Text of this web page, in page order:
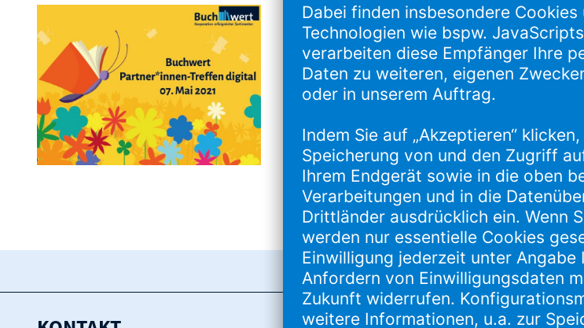
Dieses Programm erwartet Sie:
16.00 – 16.15 Uhr Begrüßung (Michael Rosch,
16.15 – 16.45 Uhr Frank Goosen: eine
16.45 – 17.45 Uhr Buchwert 2021: Vorstellung des
17.45 – 18.00 Uhr Pause
18.00 – 18.45 Uhr Kunden halten und gewinnen in
ab 18.45 Uhr Anstoßen und Austausch
kommen Sie zuIhrer Anmeldung.Herzliche Grüße,
Ihr Michael Rosch und das gesamte Buchwert-Team
WIR SIND BUCHWERT